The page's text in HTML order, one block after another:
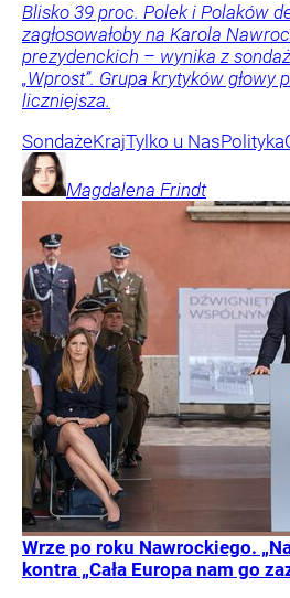
Blisko 39 proc. Polek i Polaków
zagłosowałoby na Karola
prezydenckich – wynika z
„Wprost”. Grupa krytyków głowy
liczniejsza.
SondażeKrajTylko u NasPolityka
Magdalena Frindt
Wrze po roku Nawrockiego.
kontra „Cała Europa nam go